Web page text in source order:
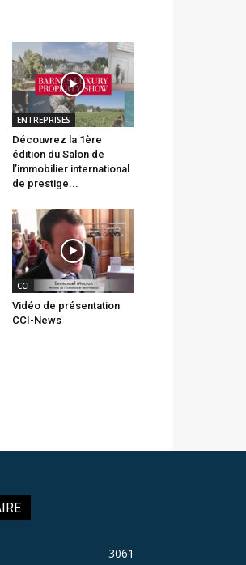
ENTREPRISES
Découvrez la 1ère
édition du Salon de
l’immobilier international
de prestige...
CCI
Vidéo de présentation
CCI-News
3061